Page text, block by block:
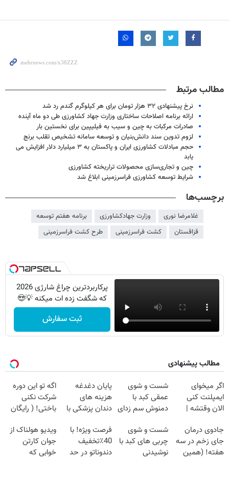
مطالب مرتبط
نرخ پیشنهادی ۳۲ هزار تومان برای هر کیلوگرم گندم رد شد
ارائه برنامه اصلاحات ساختاری وزارت جهاد کشاورزی طی دو ماه آینده
صادرات مرکبات به چین و سیب به فیلیپین برای نخستین بار
لزوم تدوین سند دانش‌بنیان و توسعه سامانه تشخیص تقلب برنج
حجم مبادلات کشاورزی ایران و پاکستان به ۳ میلیارد دلار افزایش می
یابد
چین و تجاری‌سازی محصولات تراریخته کشاورزی
شرایط توسعه کشاورزی فراسرزمینی ابلاغ شد
برچسب‌ها
غلامرضا نوری وزارت جهادکشاورزی
برنامه هفتم توسعه
قزاقستان
کشت فراسرزمینی طرح کشت فراسرزمینی
پرکاربردترین چراغ شارژی 2026
که شگفت زده ات میکنه 💡😍
ثبت سفارش
مطالب پیشنهادی
اگر میخوای
ایمپلنت کنی
الان وقتشه |
میلیون تومان!!!
شست و شوی
عمقی کبد با
دمنوش سم زدای
پایان دغدغه
هزینه های
دندان پزشکی با
خانگی
اگه تو این دوره
شرکت نکنی
باختی! ( رایگان
پولدار شی)
جادوی درمان
جای زخم در سه
هفته! (همین
شست و شوی
چربی های کبد با
نوشیدنی
فرصت ویژه! با
40٪تخفیف
دندوناتو در حد
ویدیو هولناک از
جوان کارتن
خوابی که